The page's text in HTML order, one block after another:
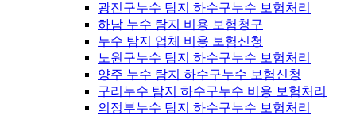
광진구누수 탐지 하수구누수 보험처리
하남 누수 탐지 비용 보험청구
누수 탐지 업체 비용 보험신청
노원구누수 탐지 하수구누수 보험처리
양주 누수 탐지 하수구누수 보험신청
구리누수 탐지 하수구누수 비용 보험처리
의정부누수 탐지 하수구누수 보험처리